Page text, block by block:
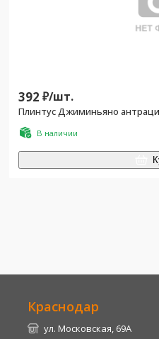
392 ₽/шт.
Плинтус Джиминьяно
В наличии
Краснодар
ул. Московская, 69А